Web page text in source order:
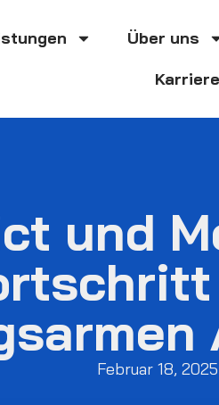
Über uns
Karriere
und
Februar 18, 2025